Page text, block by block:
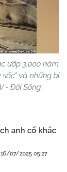
ướp 3.000 năm
và những bí
- Đời Sống.
anh cổ khắc
16/07/2025 05:27